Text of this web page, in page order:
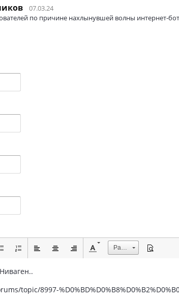
07.03.24
по причине нахлынувшей волны интернет-
Размер
topic/8997-